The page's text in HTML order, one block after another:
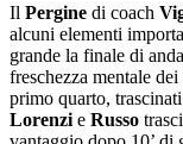
Il Pergine di coach
alcuni elementi
grande la finale di
freschezza mentale
primo quarto,
Lorenzi e Russo